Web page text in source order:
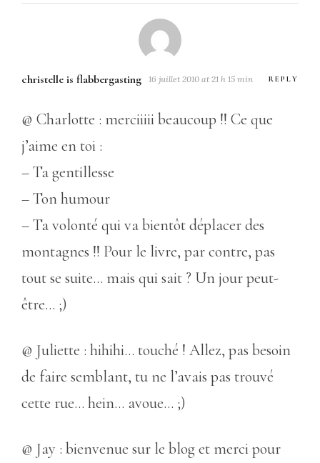
christelle is flabbergasting 16 juillet 2010 at 21 h 15 min REPLY
@ Charlotte : merciiiii beaucoup !! Ce que
j’aime en toi :
– Ta gentillesse
– Ton humour
– Ta volonté qui va bientôt déplacer des
montagnes !! Pour le livre, par contre, pas
tout se suite… mais qui sait ? Un jour peut-
être… ;)
@ Juliette : hihihi… touché ! Allez, pas besoin
de faire semblant, tu ne l’avais pas trouvé
cette rue… hein… avoue… ;)
@ Jay : bienvenue sur le blog et merci pour